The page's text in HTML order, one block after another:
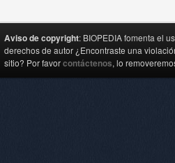
Aviso de copyright: BIOPEDIA fomenta el
derechos de autor ¿Encontraste una
sitio? Por favorcontáctenos, lo